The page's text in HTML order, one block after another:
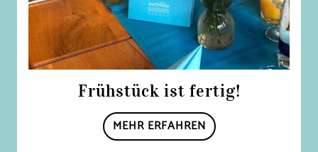
Frühstück ist fertig!
MEHR ERFAHREN